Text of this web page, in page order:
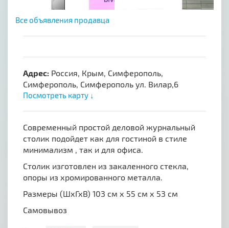
Все объявления продавца
Адрес: Россия, Крым, Симферополь,
Симферополь, Симферополь ул. Вилар,6
Посмотреть карту ↓
Современный простой деловой журнальный
столик подойдет как для гостиной в стиле
минимализм , так и для офиса.
Столик изготовлен из закаленного стекла,
опоры из хромированного металла.
Размеры (ШхГхВ) 103 см х 55 см х 53 см
Самовывоз